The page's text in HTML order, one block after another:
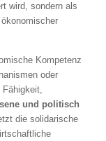
wird, sondern als
Kompetenz
oder
und politisch
die solidarische